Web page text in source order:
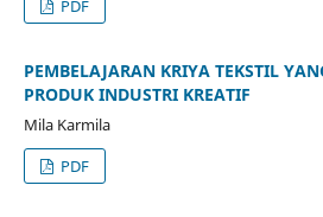
PDF
PEMBELAJARAN KRIYA TEKSTIL
PRODUK INDUSTRI KREATIF
Mila Karmila
PDF